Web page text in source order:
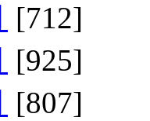
[712]
[925]
[807]